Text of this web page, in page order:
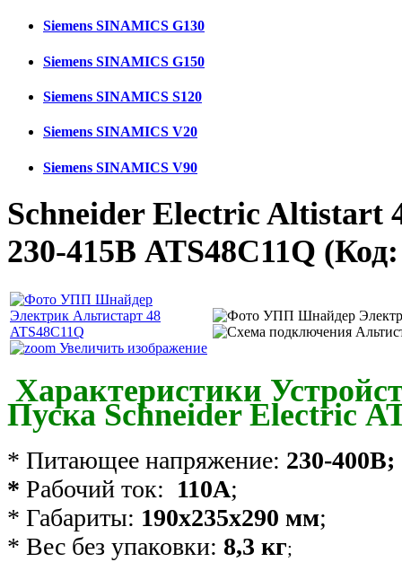
Siemens SINAMICS G130
Siemens SINAMICS G150
Siemens SINAMICS S120
Siemens SINAMICS V20
Siemens SINAMICS V90
Schneider Electric Altistart
230-415В ATS48C11Q
Увеличить изображение
Характеристики
Пуска Schneider Electric
* Питающее напряжение: 230-400В;
* Рабочий ток: 110А;
* Габариты: 190х235х290 мм;
* Вес без упаковки: 8,3 кг;